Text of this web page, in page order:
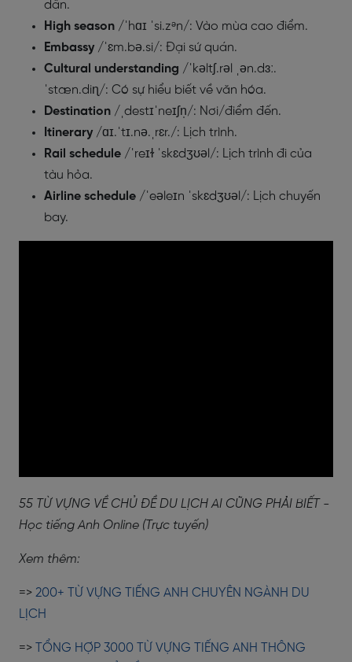
dẫn.
High season /ˈhɑɪ ˈsi.zᵊn/: Vào mùa cao điểm.
Embassy /ˈɛm.bə.si/: Đại sứ quán.
Cultural understanding /ˈkəltʃ.rəl ˌən.dɜː.
ˈstæn.diɳ/: Có sự hiểu biết về văn hóa.
Destination /ˌdestɪˈneɪʃn̩/: Nơi/điểm đến.
Itinerary /ɑɪ.ˈtɪ.nə.ˌrɛr./: Lịch trình.
Rail schedule /ˈreɪɫ ˈskɛdʒʊəl/: Lịch trình đi của
tàu hỏa.
Airline schedule /ˈeəleɪn ˈskɛdʒʊəl/: Lịch chuyến
bay.
55 TỪ VỰNG VỀ CHỦ ĐỀ DU LỊCH AI CŨNG PHẢI BIẾT -
Học tiếng Anh Online (Trực tuyến)
Xem thêm:
=> 200+ TỪ VỰNG TIẾNG ANH CHUYÊN NGÀNH DU
LỊCH
=>
TỔNG HỢP 3000 TỪ VỰNG TIẾNG ANH THÔNG